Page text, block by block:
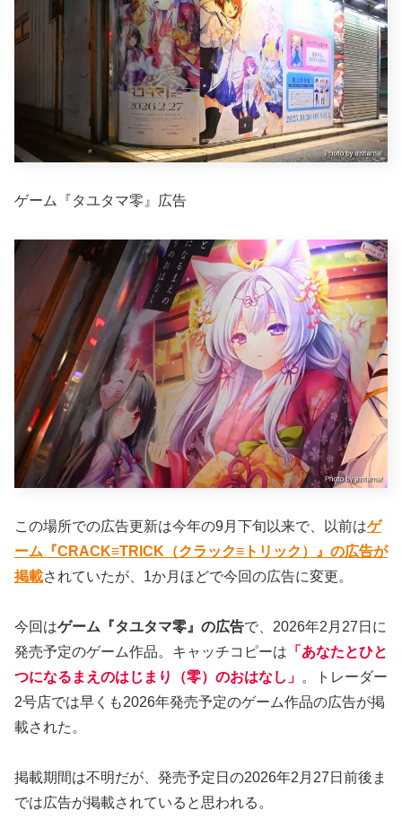
ゲーム『タユタマ零』広告
この場所での広告更新は今年の9月下旬以来で、以前はゲ
ーム『CRACK≡TRICK（クラック≡トリック）』の広告が
掲載されていたが、1か月ほどで今回の広告に変更。
今回はゲーム『タユタマ零』の広告で、2026年2月27日に
発売予定のゲーム作品。キャッチコピーは 「あなたとひと
つになるまえのはじまり
（零） のおはなし」 。トレーダー
2号店では早くも2026年発売予定のゲーム作品の広告が掲
載された。
掲載期間は不明だが、発売予定日の2026年2月27日前後ま
では広告が掲載されていると思われる。